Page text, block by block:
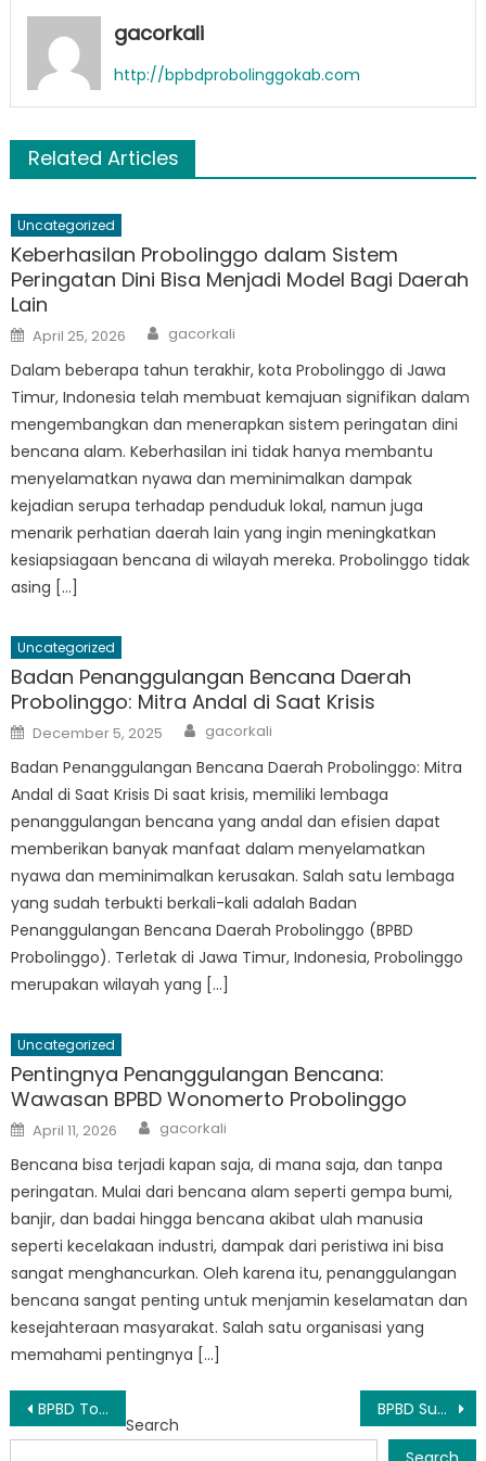
gacorkali
http://bpbdprobolinggokab.com
Related Articles
Uncategorized
Keberhasilan Probolinggo dalam Sistem
Peringatan Dini Bisa Menjadi Model Bagi Daerah
Lain
Posted
on
April 25, 2026 Author
gacorkali
Dalam beberapa tahun terakhir, kota Probolinggo di Jawa
Timur, Indonesia telah membuat kemajuan signifikan dalam
mengembangkan dan menerapkan sistem peringatan dini
bencana alam. Keberhasilan ini tidak hanya membantu
menyelamatkan nyawa dan meminimalkan dampak
kejadian serupa terhadap penduduk lokal, namun juga
menarik perhatian daerah lain yang ingin meningkatkan
kesiapsiagaan bencana di wilayah mereka. Probolinggo tidak
asing […]
Uncategorized
Badan Penanggulangan Bencana Daerah
Probolinggo: Mitra Andal di Saat Krisis
Posted
on
December 5, 2025 Author
gacorkali
Badan Penanggulangan Bencana Daerah Probolinggo: Mitra
Andal di Saat Krisis Di saat krisis, memiliki lembaga
penanggulangan bencana yang andal dan efisien dapat
memberikan banyak manfaat dalam menyelamatkan
nyawa dan meminimalkan kerusakan. Salah satu lembaga
yang sudah terbukti berkali-kali adalah Badan
Penanggulangan Bencana Daerah Probolinggo (BPBD
Probolinggo). Terletak di Jawa Timur, Indonesia, Probolinggo
merupakan wilayah yang […]
Uncategorized
Pentingnya Penanggulangan Bencana:
Wawasan BPBD Wonomerto Probolinggo
Posted
on
April 11, 2026 Author
gacorkali
Bencana bisa terjadi kapan saja, di mana saja, dan tanpa
peringatan. Mulai dari bencana alam seperti gempa bumi,
banjir, dan badai hingga bencana akibat ulah manusia
seperti kecelakaan industri, dampak dari peristiwa ini bisa
sangat menghancurkan. Oleh karena itu, penanggulangan
bencana sangat penting untuk menjamin keselamatan dan
kesejahteraan masyarakat. Salah satu organisasi yang
memahami pentingnya […]
Post
BPBD Tongas: Memimpin dalam Kesiapsiagaan dan Respons Bencana BPBD Sumberasih: Leading the Way in Disaster Preparedness and Response
Search